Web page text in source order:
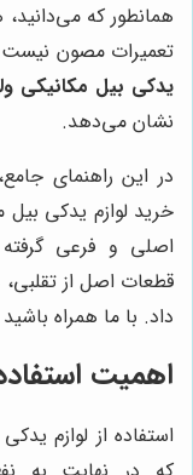
همانطور که
تعمیرات مصون
یدکی بیل مکانیکی
نشان می‌دهد.
در این راهنمای
خرید لوازم یدکی
اصلی و فرعی
قطعات اصل از
داد. با ما همراه
اهمیت
استفاده از لوازم